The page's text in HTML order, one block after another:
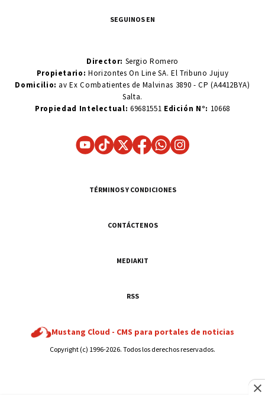
SEGUINOS EN
Director: Sergio Romero
Propietario:Horizontes On Line SA. El Tribuno Jujuy
Domicilio: av Ex Combatientes de Malvinas 3890 - CP (A4412BYA)
Salta.
Propiedad Intelectual: 69681551 Edición N°: 10668
TÉRMINOS Y CONDICIONES
CONTÁCTENOS
MEDIAKIT
RSS
Mustang Cloud - CMS para portales de noticias
Copyright (c) 1996-2026. Todos los derechos reservados.